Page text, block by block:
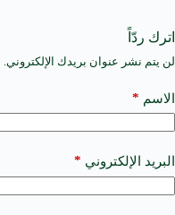
اترك ردّاً
لن يتم نشر عنوان بريدك الإلكتروني.
الاسم *
البريد الإلكتروني *
A
t
e
a
t
i